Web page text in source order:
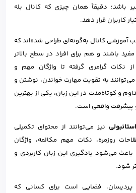
باشد؛ دقیقاً همان چیزی که کانال بله
کاربران قرار دهد.
آموزشی کانال به‌گونه‌ای طراحی شده‌اند که
باشند و هم برای افراد در سطح بالاتر
نکات گرامری گرفته تا واژگان مهم و
به تقویت مهارت خواندن، نوشتن و
و کوتاه‌مدت در این زبان، یکی از بهترین
پیشرفت واقعی است.
نیز می‌توانند از محتوای تکمیلی
روزمره، نکات مهم مکالمه، واژگان
می‌شود یادگیری این زبان کاربردی و
شود.
پردیسان، فضایی است برای کسانی که